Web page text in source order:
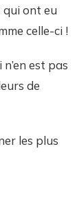
qui ont eu
celle-ci !
est pas
de
les plus